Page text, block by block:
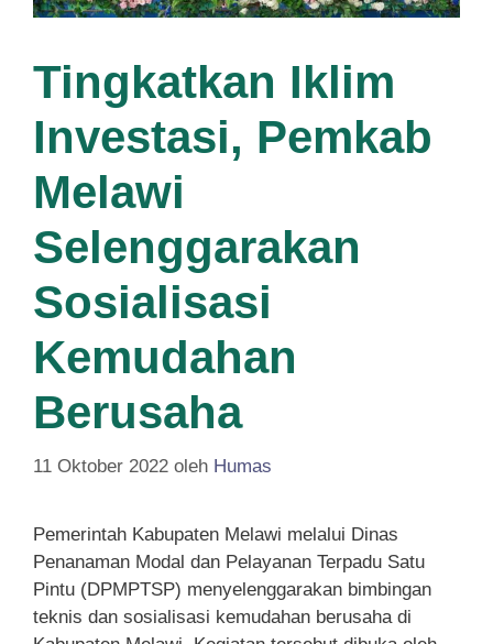
Tingkatkan Iklim
Investasi, Pemkab
Melawi
Selenggarakan
Sosialisasi
Kemudahan
Berusaha
11 Oktober 2022 oleh Humas
Pemerintah Kabupaten Melawi melalui Dinas
Penanaman Modal dan Pelayanan Terpadu Satu
Pintu (DPMPTSP) menyelenggarakan bimbingan
teknis dan sosialisasi kemudahan berusaha di